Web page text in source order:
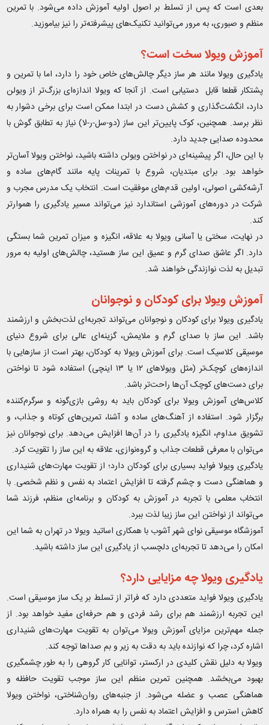
بعدی است که پس از تسلط بر اصول اولیه آموزش داده می‌شود. با تمرین
منظم و صبوری، به مرور می‌توانید تکنیک‌های پیشرفته‌تر را نیز بیاموزید.
آموزش ویولا سخت است؟
یادگیری ویولا مانند هر ساز دیگر چالش‌های خاص خود را دارد، اما با تمرین و
پشتکار قطعا قابل دستیابی است. از آنجا که ویولا اندازه‌ای بزرگ‌تر از ویولن
دارد، انگشت‌گذاری و کشش دست در ابتدا ممکن است برای برخی دشوار به
نظر برسد. همچنین، کوک پایین‌تر این ساز (دو-سل-ر-لا) نیاز به تطابق گوش با
محدوده صدایی جدید دارد.
با این حال، اگر پیشینه‌ای در نواختن ویولن داشته باشید، نواختن ویولا آسان‌تر
خواهد بود. برای مبتدیان، شروع با تمرینات پایه مانند گام‌های ساده و
آرشه‌کشی اصولی، اولین قدم‌های موفقیت است. انتخاب یک مدرس مجرب و
شرکت در دوره‌های آموزشی استاندارد نیز می‌تواند مسیر یادگیری را هموارتر
کند.
در نهایت، سختی یا آسانی ویولا به علاقه، انگیزه و میزان تمرین شما بستگی
دارد. اگر عاشق صدای گرم و عمیق این ساز هستید، چالش‌های اولیه به مرور
تبدیل به لذت نوازندگی خواهند شد.
آموزش ویولا برای کودکان و نوجوانان
یادگیری ویولا برای کودکان و نوجوانان می‌تواند تجربه‌ای لذت‌بخش و ارزشمند
باشد. این ساز با صدای گرم و ملایمش، گزینه‌ای عالی برای شروع دنیای
موسیقی کلاسیک است. برای آموزش ویولا به کودکان، بهتر است از سازهایی با
اندازه‌های کوچک‌تر (مثل ویولاهای ۱۲ یا ۱۳ اینچی) استفاده شود تا نواختن
برای دست‌های کوچک آن‌ها راحت‌تر باشد.
کلاس‌های آموزش ویولا برای کودکان باید به روشی بازی‌گونه و سرگرم‌کننده
برگزار شود. استفاده از آهنگ‌های ساده و آشنا، تمرین‌های کوتاه و جذاب، و
تشویق مداوم، انگیزه یادگیری را در آن‌ها افزایش می‌دهد. برای نوجوانان نیز
می‌توان با معرفی قطعات جذاب و گروه‌نوازی، علاقه به این ساز را تقویت کرد.
یادگیری ویولا فواید بسیاری برای کودکان دارد؛ از تقویت مهارت‌های شنیداری
و هماهنگی دست و چشم گرفته تا افزایش اعتماد به نفس و نظم شخصی. با
انتخاب معلمی با تجربه در آموزش به کودکان و برنامه‌ای منظم، فرزند شما
می‌تواند از نواختن این ساز زیبا لذت ببرد.
آموزشگاه موسیقی نوای شهر آشوب با همکاری اساتید ویولا در تهران به شما این
امکان را می‌دهد تا تجربه‌ای دلچسب از یادگیری این ساز داشته باشید.
یادگیری ویولا چه مزایایی دارد؟
یادگیری ویولا فواید متعددی دارد که فراتر از تسلط بر یک ساز موسیقی است.
این تجربه ارزشمند هم برای رشد فردی و هم حرفه‌ای مفید خواهد بود. از
جمله مهم‌ترین مزایای آموزش ویولا می‌توان به تقویت مهارت‌های شنیداری
اشاره کرد، چرا که نوازنده باید به دقت به زیر و بم صداها توجه کند.
ویولا به دلیل نقش کلیدی در ارکستر، توانایی کار گروهی را به طور چشمگیری
بهبود می‌بخشد. همچنین تمرین منظم این ساز موجب تقویت حافظه و
هماهنگی عصب و عضله می‌شود. از جنبه‌های روان‌شناختی، نواختن ویولا
کاهش استرس و افزایش اعتماد به نفس را به همراه دارد.